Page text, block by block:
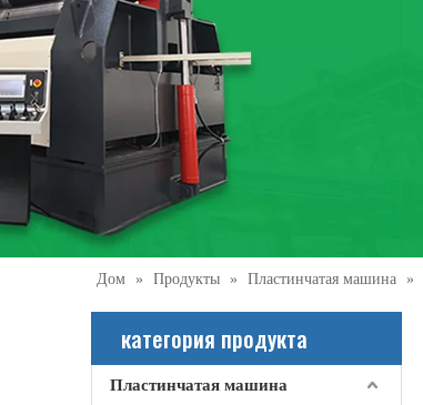
Дом » Продукты » Пластинчатая машина »
категория продукта
Пластинчатая машина